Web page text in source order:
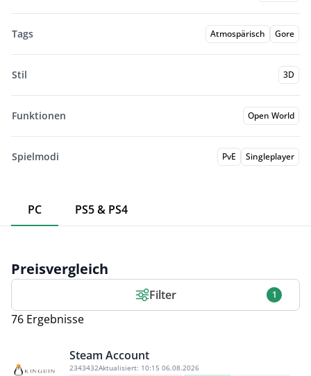
Tags Atmospärisch Gore
Stil 3D
Funktionen Open World
Spielmodi PvE Singleplayer
PC PS5 & PS4
Preisvergleich
Filter 1
76 Ergebnisse
Steam Account
2343432Aktualisiert: 10:15 06.08.2026